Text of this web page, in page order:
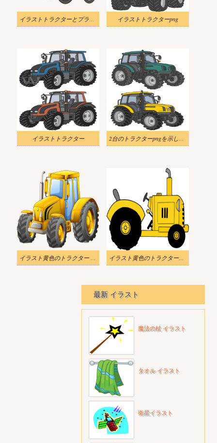
イラストトラクターとプラウ PNG 透明 イラストトラクターpng
イラストトラクター 2台のトラクターpngを示します
イラスト黄色のトラクター PNG 透明 イラスト黄色のトラクターpng
最新 イラスト
魔法の杖 イラスト
タオル イラスト
衛星イラスト